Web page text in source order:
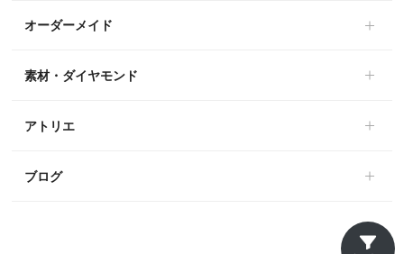
オーダーメイド
素材・ダイヤモンド
アトリエ
ブログ